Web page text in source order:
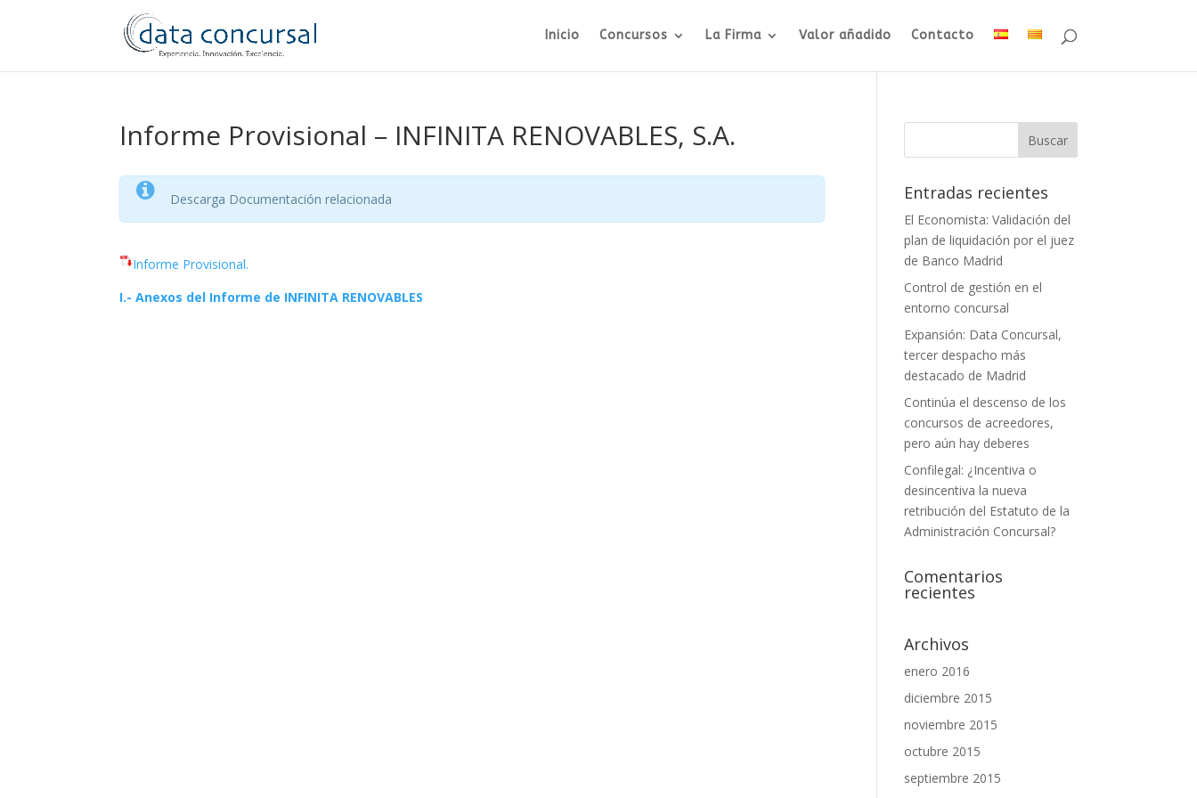
Inicio Concursos La Firma Valor añadido Contacto
Informe Provisional – INFINITA RENOVABLES, S.A.
Descarga Documentación relacionada
Informe Provisional.
I.- Anexos del Informe de INFINITA RENOVABLES
Entradas recientes
El Economista: Validación del
plan de liquidación por el juez
de Banco Madrid
Control de gestión en el
entorno concursal
Expansión: Data Concursal,
tercer despacho más
destacado de Madrid
Continúa el descenso de los
concursos de acreedores,
pero aún hay deberes
Confilegal: ¿Incentiva o
desincentiva la nueva
retribución del Estatuto de la
Administración Concursal?
Comentarios
recientes
Archivos
enero 2016
diciembre 2015
noviembre 2015
octubre 2015
septiembre 2015